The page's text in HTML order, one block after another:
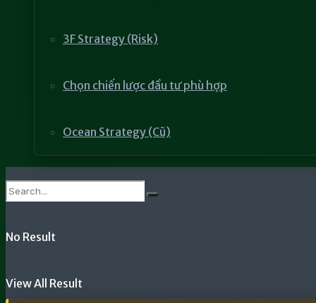
3F Strategy (Risk)
Chọn chiến lược đầu tư phù hợp
Ocean Strategy (Cũ)
No Result
View All Result